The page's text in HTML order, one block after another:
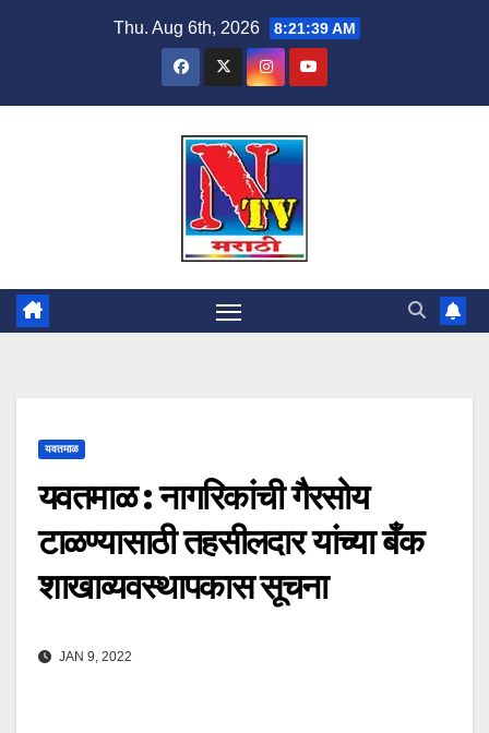
Thu. Aug 6th, 2026 8:21:39 AM
यवतमाळ
यवतमाळ : नागरिकांची गैरसोय
टाळण्यासाठी तहसीलदार यांच्या बँक
शाखाव्यवस्थापकास सूचना
JAN 9, 2022